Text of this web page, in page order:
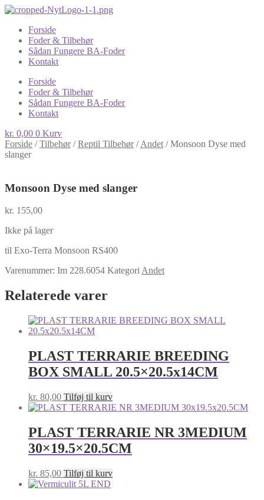
Forside
Foder & Tilbehør
Sådan Fungere BA-Foder
Kontakt
Forside
Foder & Tilbehør
Sådan Fungere BA-Foder
Kontakt
kr. 0,00 0 Kurv
Forside /Tilbehør/Reptil Tilbehør/Andet /Monsoon Dyse med
slanger
Monsoon Dyse med slanger
kr. 155,00
Ikke på lager
til Exo-Terra Monsoon RS400
Varenummer: Im 228.6054 KategoriAndet
Relaterede varer
PLAST TERRARIE BREEDING
BOX SMALL 20.5×20.5x14CM
kr. 80,00 Tilføj til kurv
PLAST TERRARIE NR 3MEDIUM
30×19.5×20.5CM
kr. 85,00 Tilføj til kurv